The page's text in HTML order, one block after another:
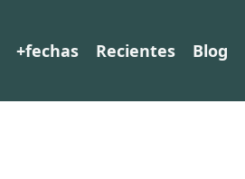
+fechas Recientes Blog